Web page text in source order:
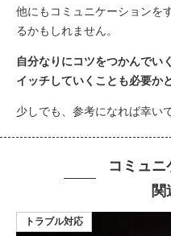
他にもコミュニケーションを
るかもしれません。
自分なりにコツをつかんでい
イッチしていくことも必要か
少しでも、参考になれば幸いで
コミュニ
関
トラブル対応